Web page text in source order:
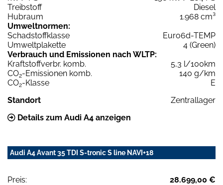
Treibstoff
Diesel
Hubraum
1.968 cm³
Umweltnormen:
Schadstoffklasse
Euro6d-TEMP
Umweltplakette
4 (Green)
Verbrauch und Emissionen nach WLTP:
Kraftstoffverbr. komb.
5,3 l/100km
CO2-Emissionen komb.
140 g/km
CO2-Klasse
E
Standort
Zentrallager
Details zum Audi A4 anzeigen
Audi A4 Avant 35 TDI S-tronic S line NAVI+18
Preis:
28.699,00 €